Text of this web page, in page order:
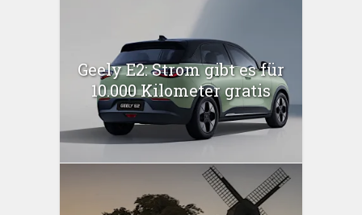
Geely E2: Strom gibt es für
10.000 Kilometer gratis